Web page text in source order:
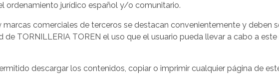
ordenamiento jurídico español y/o comunitario.
comerciales de terceros se destacan convenientemente y deben
TORNILLERIA TOREN el uso que el usuario pueda llevar a cabo a
descargar los contenidos, copiar o imprimir cualquier página de